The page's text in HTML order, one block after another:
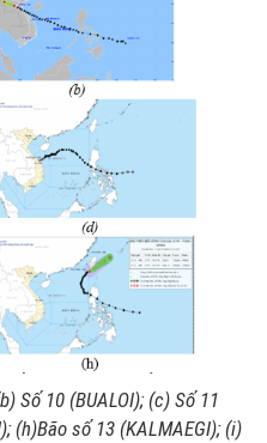
Số 10 (BUALOI); (c) Số 11
; (h)Bão số 13 (KALMAEGI); (i)